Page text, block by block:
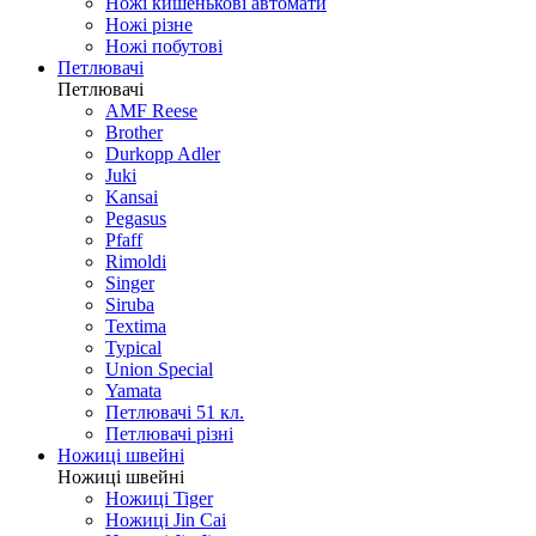
Ножі різне
Ножі побутові
Петлювачі
Петлювачі
AMF Reese
Brother
Durkopp Adler
Juki
Kansai
Pegasus
Pfaff
Rimoldi
Singer
Siruba
Textima
Typical
Union Special
Yamata
Петлювачі 51 кл.
Петлювачі різні
Ножиці швейні
Ножиці швейні
Ножиці Tiger
Ножиці Jin Cai